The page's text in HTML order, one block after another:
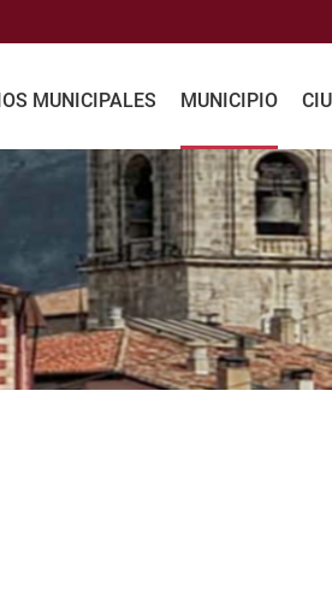
MUNICIPALES MUNICIPIO